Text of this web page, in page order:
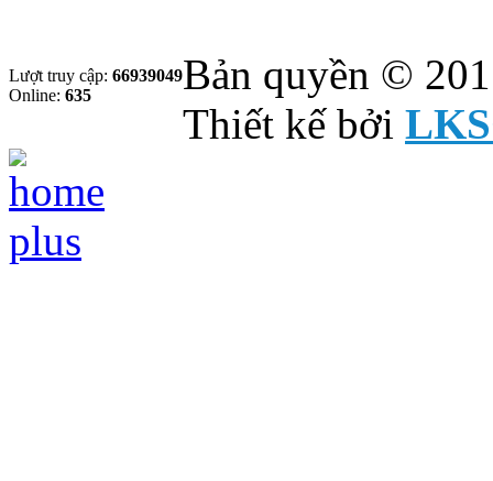
Lượt truy cập: 66939049
Online: 635
Bản quyền ©
Thiết kế bởi